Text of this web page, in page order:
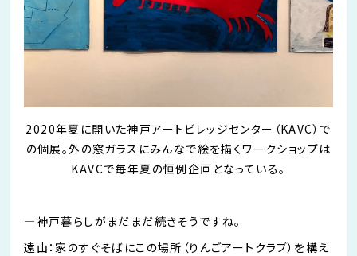
2020年夏に開いた神戸アートビレッジセンター（KAVC）で
の個展。外の窓ガラスにみんなで絵を描くワークショップは
KAVCで毎年夏の恒例企画となっている。
―神戸暮らしがまだまだ続きそうですね。
遠山：家のすぐそばにこの場所（りんごアートクラブ）を構え